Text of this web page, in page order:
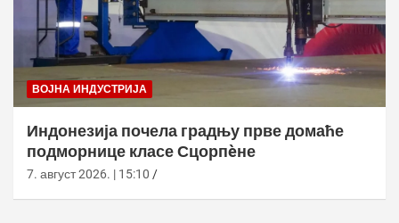
ВОЈНА ИНДУСТРИЈА
Индонезија почела градњу прве домаће
подморнице класе Сцорпèне
7. август 2026. | 15:10